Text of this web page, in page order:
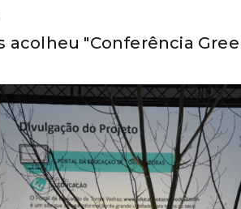
acolheu "Conferência